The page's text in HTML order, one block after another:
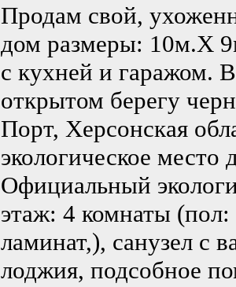
Продам свой,
дом размеры: 10м.Х
с кухней и гаражом.
открытом берегу
Порт, Херсонская
экологическое
Официальный
этаж: 4 комнаты (пол:
ламинат,), санузел с
лоджия, подсобное